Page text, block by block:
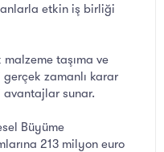
etkin iş birliği
taşıma ve
zamanlı karar
sunar.
Büyüme
213 milyon euro